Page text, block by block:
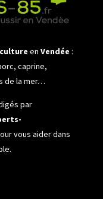
en Vendée :
caprine,
de la mer…
par
vous aider dans